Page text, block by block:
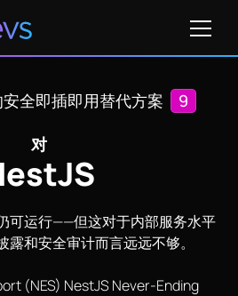
全即插即用替代方案 9
对
可运行——但这对于内部服务水平
露和安全审计而言远远不够。
(NES) NestJS Never-Ending
获取定价